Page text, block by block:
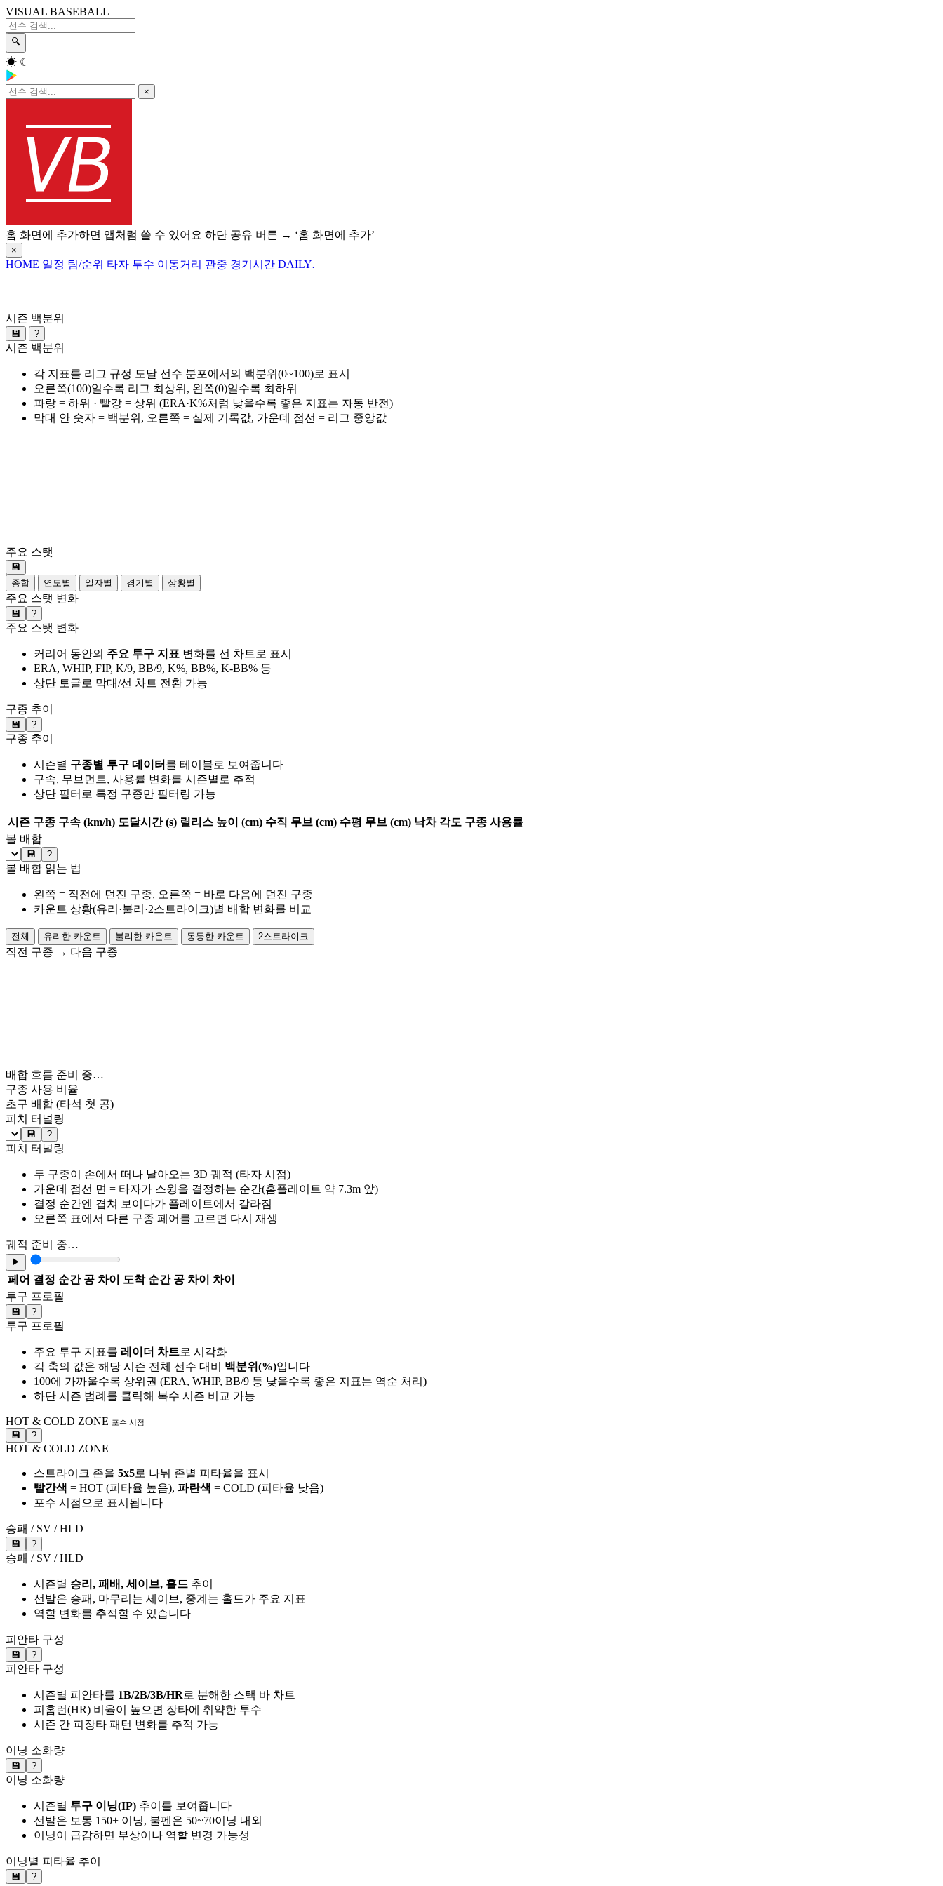
VISUAL BASEBALL
🔍
☀ ☾
×
홈 화면에 추가하면 앱처럼 쓸 수 있어요 하단 공유 버튼 → ‘홈 화면에 추가’
×
HOME 일정 팀/순위 타자 투수 이동거리 관중 경기시간 DAILY.
시즌 백분위
💾 ?
시즌 백분위
각 지표를 리그 규정 도달 선수 분포에서의 백분위(0~100)로 표시
오른쪽(100)일수록 리그 최상위, 왼쪽(0)일수록 최하위
파랑 = 하위 · 빨강 = 상위 (ERA·K%처럼 낮을수록 좋은 지표는 자동 반전)
막대 안 숫자 = 백분위, 오른쪽 = 실제 기록값, 가운데 점선 = 리그 중앙값
주요 스탯
💾
종합
연도별 일자별 경기별 상황별
주요 스탯 변화
💾 ?
주요 스탯 변화
커리어 동안의 주요 투구 지표 변화를 선 차트로 표시
ERA, WHIP, FIP, K/9, BB/9, K%, BB%, K-BB% 등
상단 토글로 막대/선 차트 전환 가능
구종 추이
💾 ?
구종 추이
시즌별 구종별 투구 데이터 를 테이블로 보여줍니다
구속, 무브먼트, 사용률 변화를 시즌별로 추적
상단 필터로 특정 구종만 필터링 가능
시즌 구종 구속 (km/h) 도달시간 (s) 릴리스 높이 (cm) 수직 무브 (cm) 수평 무브 (cm) 낙차 각도 구종 사용률
볼 배합
💾 ?
볼 배합 읽는 법
왼쪽 = 직전에 던진 구종, 오른쪽 = 바로 다음에 던진 구종
카운트 상황(유리·불리·2스트라이크)별 배합 변화를 비교
전체 유리한 카운트 불리한 카운트 동등한 카운트 2스트라이크
직전 구종 → 다음 구종
배합 흐름 준비 중…
구종 사용 비율
초구 배합 (타석 첫 공)
피치 터널링
💾 ?
피치 터널링
두 구종이 손에서 떠나 날아오는 3D 궤적 (타자 시점)
가운데 점선 면 = 타자가 스윙을 결정하는 순간(홈플레이트 약 7.3m 앞)
결정 순간엔 겹쳐 보이다가 플레이트에서 갈라짐
오른쪽 표에서 다른 구종 페어를 고르면 다시 재생
궤적 준비 중…
▶
페어 결정 순간 공 차이 도착 순간 공 차이
차이
투구 프로필
💾 ?
투구 프로필
주요 투구 지표를 레이더 차트로 시각화
각 축의 값은 해당 시즌 전체 선수 대비 백분위(%)입니다
100에 가까울수록 상위권 (ERA, WHIP, BB/9 등 낮을수록 좋은 지표는 역순 처리)
하단 시즌 범례를 클릭해 복수 시즌 비교 가능
HOT & COLD ZONE 포수 시점
💾 ?
HOT & COLD ZONE
스트라이크 존을 5x5로 나눠 존별 피타율을 표시
빨간색 = HOT (피타율 높음), 파란색 = COLD (피타율 낮음)
포수 시점으로 표시됩니다
승패 / SV / HLD
💾 ?
승패 / SV / HLD
시즌별 승리, 패배, 세이브, 홀드 추이
선발은 승패, 마무리는 세이브, 중계는 홀드가 주요 지표
역할 변화를 추적할 수 있습니다
피안타 구성
💾 ?
피안타 구성
시즌별 피안타를 1B/2B/3B/HR로 분해한 스택 바 차트
피홈런(HR) 비율이 높으면 장타에 취약한 투수
시즌 간 피장타 패턴 변화를 추적 가능
이닝 소화량
💾 ?
이닝 소화량
시즌별 투구 이닝(IP) 추이를 보여줍니다
선발은 보통 150+ 이닝, 불펜은 50~70이닝 내외
이닝이 급감하면 부상이나 역할 변경 가능성
이닝별 피타율 추이
💾 ?